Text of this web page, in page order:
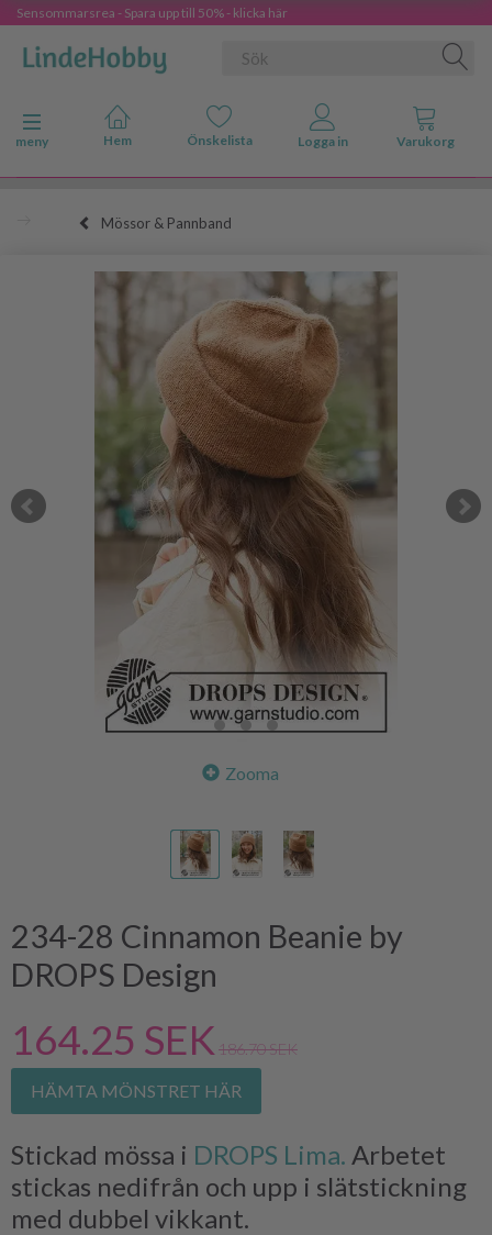
Sensommarsrea - Spara upp till 50% - klicka här
Ändra navigering
meny
Mössor & Pannband
Zooma
234-28 Cinnamon Beanie by
DROPS Design
164.25 SEK 186.70 SEK
HÄMTA MÖNSTRET HÄR
Stickad mössa i DROPS Lima. Arbetet
stickas nedifrån och upp i slätstickning
med dubbel vikkant.